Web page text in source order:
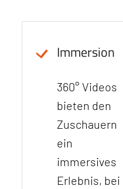
Immersion
360° Videos
bieten den
Zuschauern
ein
immersives
Erlebnis, bei